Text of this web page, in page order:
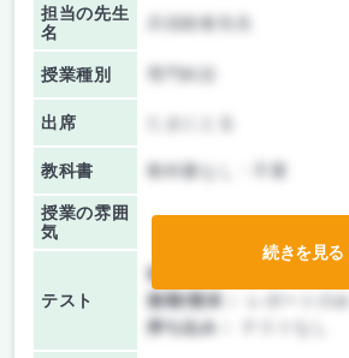
担当の先生
名
兵頭政春先生
授業種別
出席
教科書 教科書なし・不要
授業の雰囲
気
テスト
前期/中間：
後期/期末：
持ち込み：
続きを見る